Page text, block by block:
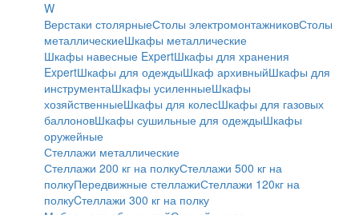
W
Верстаки столярныеСтолы электромонтажниковСтолы
металлическиеШкафы металлические
Шкафы навесные ExpertШкафы для хранения
ExpertШкафы для одеждыШкаф архивныйШкафы для
инструментаШкафы усиленныеШкафы
хозяйственныеШкафы для колесШкафы для газовых
баллоновШкафы сушильные для одеждыШкафы
оружейные
Стеллажи металлические
Стеллажи 200 кг на полкуСтеллажи 500 кг на
полкуПередвижные стеллажиСтеллажи 120кг на
полкуCтеллажи 300 кг на полку